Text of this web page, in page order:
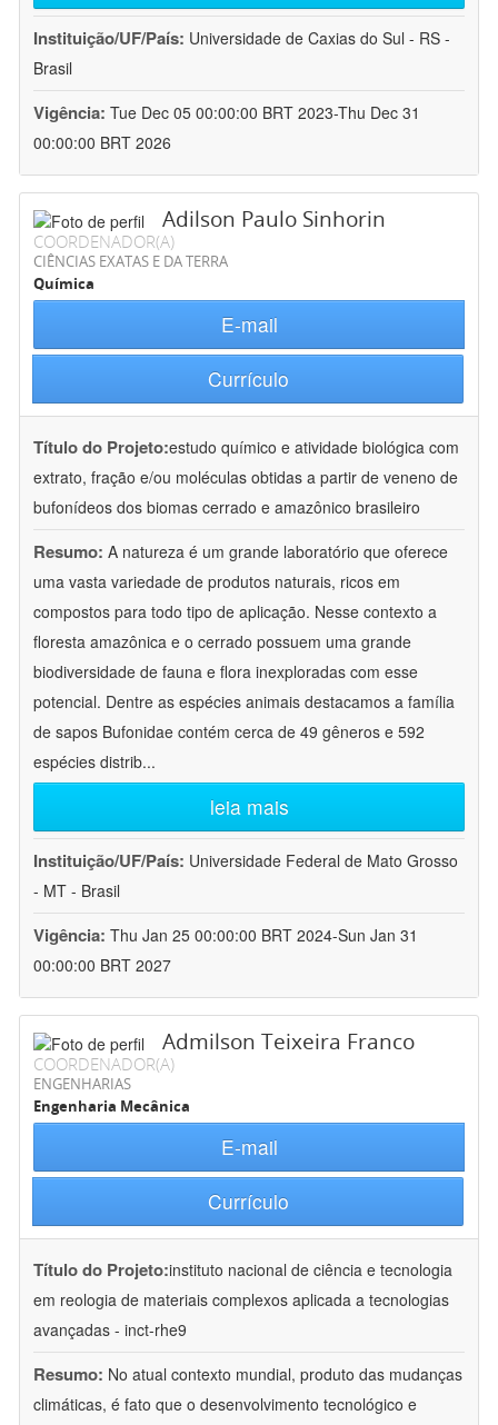
Instituição/UF/País: Universidade de Caxias do Sul - RS -
Brasil
Vigência: Tue Dec 05 00:00:00 BRT 2023-Thu Dec 31
00:00:00 BRT 2026
Adilson Paulo Sinhorin
COORDENADOR(A)
CIÊNCIAS EXATAS E DA TERRA
Química
E-mail
Currículo
Título do Projeto:estudo químico e atividade biológica com
extrato, fração e/ou moléculas obtidas a partir de veneno de
bufonídeos dos biomas cerrado e amazônico brasileiro
Resumo: A natureza é um grande laboratório que oferece
uma vasta variedade de produtos naturais, ricos em
compostos para todo tipo de aplicação. Nesse contexto a
floresta amazônica e o cerrado possuem uma grande
biodiversidade de fauna e flora inexploradas com esse
potencial. Dentre as espécies animais destacamos a família
de sapos Bufonidae contém cerca de 49 gêneros e 592
espécies distrib...
leia mais
Instituição/UF/País: Universidade Federal de Mato Grosso
- MT - Brasil
Vigência: Thu Jan 25 00:00:00 BRT 2024-Sun Jan 31
00:00:00 BRT 2027
Admilson Teixeira Franco
COORDENADOR(A)
ENGENHARIAS
Engenharia Mecânica
E-mail
Currículo
Título do Projeto:instituto nacional de ciência e tecnologia
em reologia de materiais complexos aplicada a tecnologias
avançadas - inct-rhe9
Resumo: No atual contexto mundial, produto das mudanças
climáticas, é fato que o desenvolvimento tecnológico e